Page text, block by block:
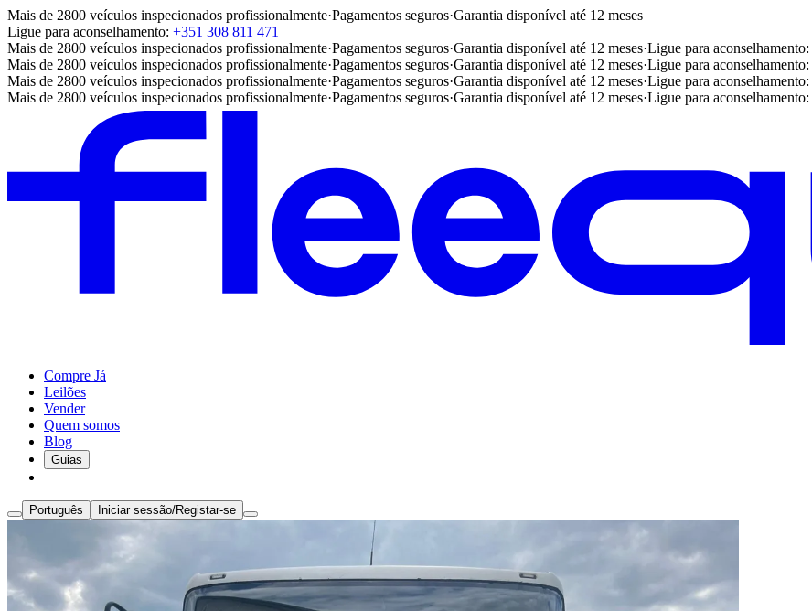
Mais de 2800 veículos inspecionados profissionalmente·Pagamentos seguros·Garantia disponível até 12 meses
Ligue para aconselhamento: +351 308 811 471
Mais de 2800 veículos inspecionados profissionalmente·Pagamentos seguros·Garantia disponível até 12 meses·Ligue para aconselhamento:
Mais de 2800 veículos inspecionados profissionalmente·Pagamentos seguros·Garantia disponível até 12 meses·Ligue para aconselhamento:
Mais de 2800 veículos inspecionados profissionalmente·Pagamentos seguros·Garantia disponível até 12 meses·Ligue para aconselhamento:
Mais de 2800 veículos inspecionados profissionalmente·Pagamentos seguros·Garantia disponível até 12 meses·Ligue para aconselhamento:
Compre Já
Leilões
Vender
Quem somos
Blog
Guias
Português Iniciar sessão/Registar-se